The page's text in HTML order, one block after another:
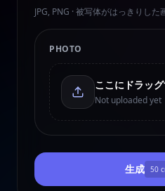
JPG, PNG · 被写体がはっきりした
PHOTO
Not uploaded yet
生成 50